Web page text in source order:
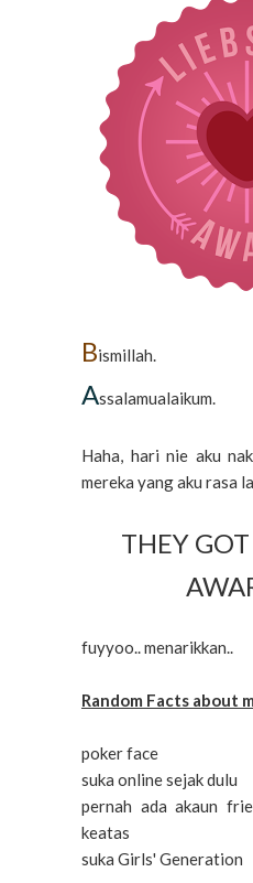
Bismillah.
Assalamualaikum.
Haha, hari nie aku
mereka yang aku rasa
THEY
fuyyoo.. menarikkan..
Random Facts about
poker face
suka online sejak dulu
pernah ada akaun
keatas
suka Girls' Generation